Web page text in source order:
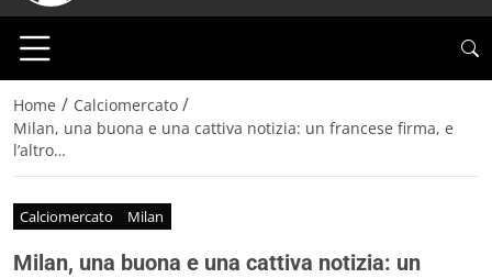
Home / Calciomercato /
Milan, una buona e una cattiva notizia: un francese firma, e
l’altro…
Calciomercato Milan
Milan, una buona e una cattiva notizia: un